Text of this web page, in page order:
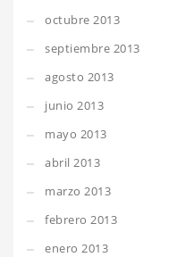
octubre 2013
septiembre 2013
agosto 2013
junio 2013
mayo 2013
abril 2013
marzo 2013
febrero 2013
enero 2013